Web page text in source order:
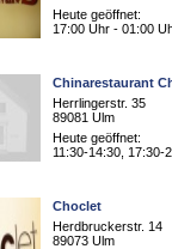
Heute geöffnet:
17:00 Uhr - 01:00
Chinarestaurant
Herrlingerstr. 35
89081 Ulm
Heute geöffnet:
11:30-14:30, 17:30-
Choclet
Herdbruckerstr. 14
89073 Ulm